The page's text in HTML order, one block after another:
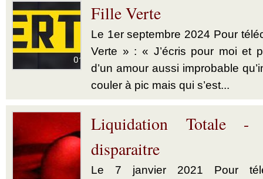
Fille Verte
Le 1er septembre 2024 Pour
Verte » : « J’écris pour moi et
d’un amour aussi improbable
couler à pic mais qui s’est...
Liquidation Totale
disparaitre
Le 7 janvier 2021 Pour